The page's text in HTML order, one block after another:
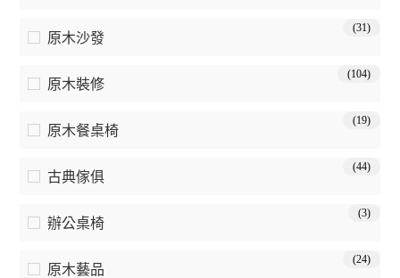
原木沙發
(31)
原木裝修
(104)
原木餐桌椅
(19)
古典傢俱
(44)
辦公桌椅
(3)
原木藝品
(24)